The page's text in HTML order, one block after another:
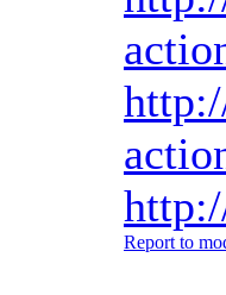
Report to